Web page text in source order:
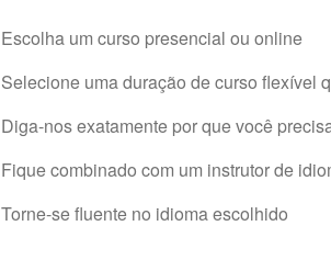
Escolha um curso presencial ou online
Selecione uma duração de curso flexível
Diga-nos exatamente por que você
Fique combinado com um instrutor de
Torne-se fluente no idioma escolhido